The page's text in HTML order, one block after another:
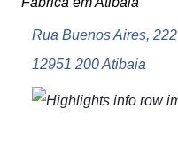
Rua Buenos Aires, 222
12951 200 Atibaia